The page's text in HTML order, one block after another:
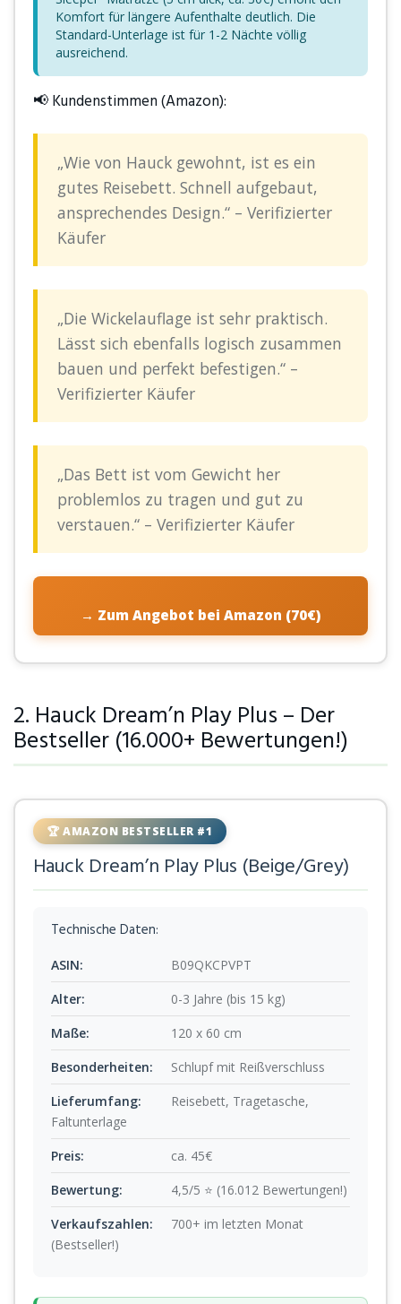
Komfort für längere Aufenthalte deutlich. Die
Standard-Unterlage ist für 1-2 Nächte völlig
ausreichend.
📢 Kundenstimmen (Amazon):
„Wie von Hauck gewohnt, ist es ein
gutes Reisebett. Schnell aufgebaut,
ansprechendes Design.“ – Verifizierter
Käufer
„Die Wickelauflage ist sehr praktisch.
Lässt sich ebenfalls logisch zusammen
bauen und perfekt befestigen.“ –
Verifizierter Käufer
„Das Bett ist vom Gewicht her
problemlos zu tragen und gut zu
verstauen.“ – Verifizierter Käufer
→ Zum Angebot bei Amazon (70€)
2. Hauck Dream’n Play Plus – Der
Bestseller (16.000+ Bewertungen!)
🏆 AMAZON BESTSELLER #1
Hauck Dream’n Play Plus (Beige/Grey)
Technische Daten:
ASIN:
B09QKCPVPT
Alter:
0-3 Jahre (bis 15 kg)
Maße:
120 x 60 cm
Besonderheiten:
Schlupf mit Reißverschluss
Lieferumfang:
Reisebett, Tragetasche,
Faltunterlage
Preis:
ca. 45€
Bewertung:
4,5/5 ⭐ (16.012 Bewertungen!)
Verkaufszahlen:
700+ im letzten Monat
(Bestseller!)